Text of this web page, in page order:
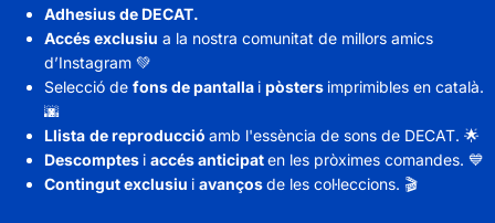
Adhesius de DECAT.
Accés exclusiu a la nostra comunitat de millors amics
d’Instagram 💚
Selecció de fons de pantalla i pòsters imprimibles en català.
🌆
Llista de reproducció amb l'essència de sons de DECAT. 🌟
Descomptes i accés anticipaten les pròximes comandes. 💙
Contingut exclusiu i avançosde les col·leccions. 🎬